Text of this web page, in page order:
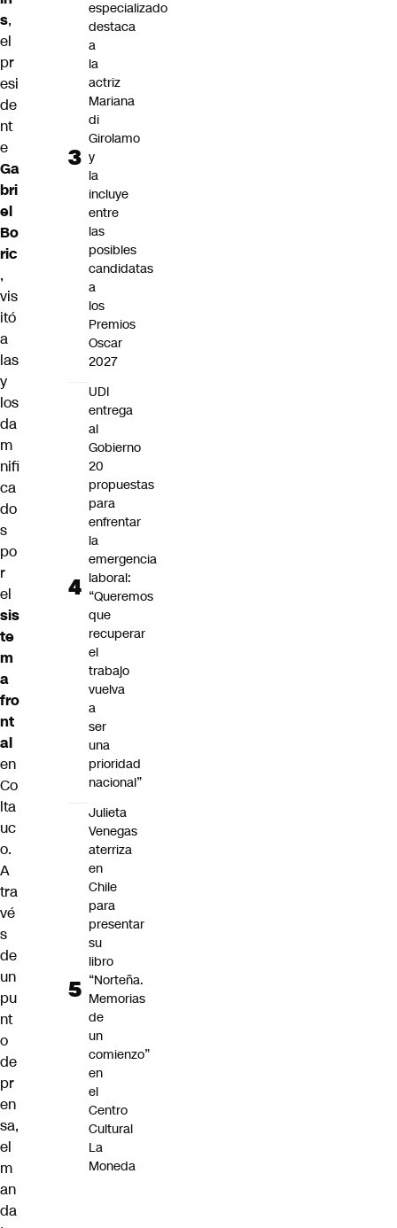
s,
el
pr
esi
de
nt
e
Ga
bri
el
Bo
ric
,
vis
itó
a
las
y
los
da
m
nifi
ca
do
s
po
r
el
sis
te
m
a
fro
nt
al
en
Co
lta
uc
o.
A
tra
vé
s
de
un
pu
nt
o
de
pr
en
sa,
el
m
an
da
especializado
destaca
a
la
actriz
Mariana
di
Girolamo
y
la
incluye
entre
las
posibles
candidatas
a
los
Premios
Oscar
2027
UDI
entrega
al
Gobierno
20
propuestas
para
enfrentar
la
emergencia
laboral:
“Queremos
que
recuperar
el
trabajo
vuelva
a
ser
una
prioridad
nacional”
Julieta
Venegas
aterriza
en
Chile
para
presentar
su
libro
“Norteña.
Memorias
de
un
comienzo”
en
el
Centro
Cultural
La
Moneda